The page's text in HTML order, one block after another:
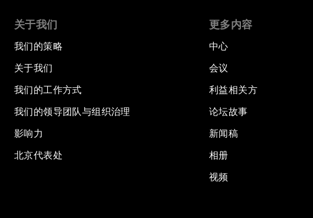
关于我们
我们的策略
关于我们
我们的工作方式
我们的领导团队与组织治理
影响力
北京代表处
更多内容
中心
会议
利益相关方
论坛故事
新闻稿
相册
视频